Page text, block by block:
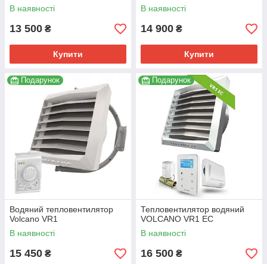
В наявності
13 500 ₴
Купити
В наявності
14 900 ₴
Купити
Подарунок
Водяний тепловентилятор
Volcano VR1
В наявності
15 450 ₴
Подарунок
Тепловентилятор водяний
VOLCANO VR1 EC
В наявності
16 500 ₴